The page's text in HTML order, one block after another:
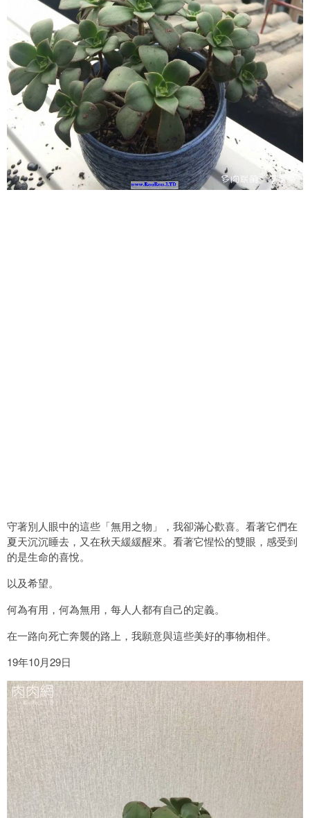
守著別人眼中的這些「無用之物」，我卻滿心歡喜。看著它們在
夏天沉沉睡去，又在秋天緩緩醒來。看著它惺忪的雙眼，感受到
的是生命的喜悅。
以及希望。
何為有用，何為無用，每人人都有自己的定義。
在一路向死亡奔襲的路上，我願意與這些美好的事物相伴。
19年10月29日